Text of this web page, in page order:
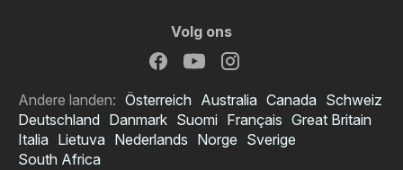
Volg ons
Andere landen: Österreich Australia Canada Schweiz
Deutschland Danmark Suomi Français Great Britain
Italia Lietuva Nederlands Norge Sverige
South Africa